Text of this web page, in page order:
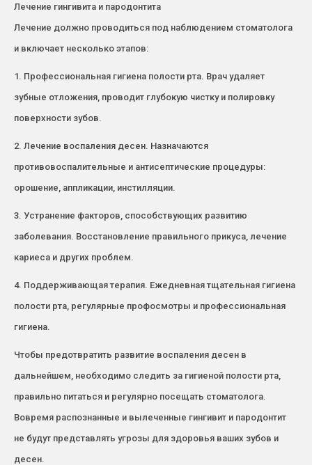
Лечение гингивита и пародонтита
Лечение должно проводиться под наблюдением стоматолога
и включает несколько этапов:
1. Профессиональная гигиена полости рта. Врач удаляет
зубные отложения, проводит глубокую чистку и полировку
поверхности зубов.
2. Лечение воспаления десен. Назначаются
противовоспалительные и антисептические процедуры:
орошение, аппликации, инстилляции.
3. Устранение факторов, способствующих развитию
заболевания. Восстановление правильного прикуса, лечение
кариеса и других проблем.
4. Поддерживающая терапия. Ежедневная тщательная гигиена
полости рта, регулярные профосмотры и профессиональная
гигиена.
Чтобы предотвратить развитие воспаления десен в
дальнейшем, необходимо следить за гигиеной полости рта,
правильно питаться и регулярно посещать стоматолога.
Вовремя распознанные и вылеченные гингивит и пародонтит
не будут представлять угрозы для здоровья ваших зубов и
десен.